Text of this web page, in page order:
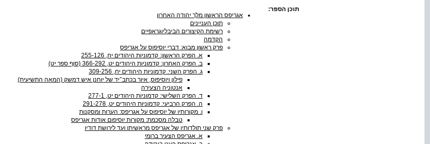
תוכן הספר:
אגריפס הראשון מלך יהודה האחרון
תוכן העניינים
רשימת הקיצורים הביבליוגראפיים
הקדמה
פרק ראשון מבוא: דברי יוסיפוס על אגריפס
א. הפרק הראשון: קדמוניות היהודים יח, 255-126
ב. הפרק האחרון: קדמוניות היהודים יט, 366-292 (סוף ספר יט)
ג. הפרק השני: קדמוניות היהודים יח, 309-256
פילון ויוסיפוס, איור בכתב־יד של יוחנן איש דמשק (המאה התשיעית)
אנטוניה הצעירה
ד. הפרק השלישי: קדמוניות היהודים יט, 277-1
ה. הפרק הרביעי: קדמוניות היהודים יט, 291-278
ו. מקורותיו של יוסיפוס על אגריפס: הערות ומסקנות
טבלה מסכמת: מקורות יוסיפום אודות אגריפס
פרק שני תולדותיו של אגריפס מראשיתו ועד לירושת דודיו
א. אגריפס הצעיר ברומי